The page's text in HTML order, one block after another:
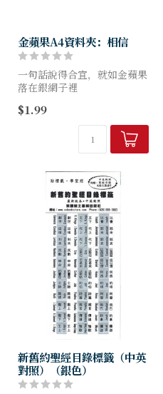
金蘋果A4資料夾：相信
一句話說得合宜，就如金蘋果
落在銀網子裡
面皆有不同設計
無論是收納重要文件或是小紙
張或貼紙都可以，是最實用的
$1.99
新舊約聖經目錄標籤（中英
對照）（銀色）